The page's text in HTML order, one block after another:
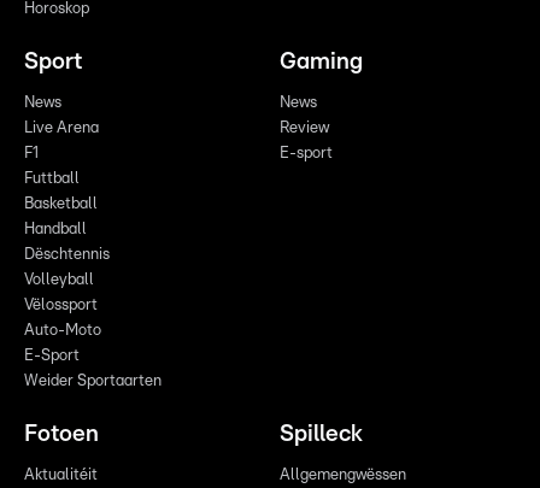
Horoskop
Sport
News
Live Arena
F1
Futtball
Basketball
Handball
Dëschtennis
Volleyball
Vëlossport
Auto-Moto
E-Sport
Weider Sportaarten
Gaming
News
Review
E-sport
Fotoen
Aktualitéit
Spilleck
Allgemengwëssen